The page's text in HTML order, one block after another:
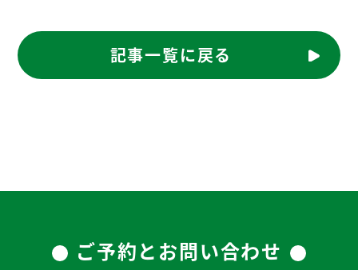
記事一覧に戻る
ご予約とお問い合わせ